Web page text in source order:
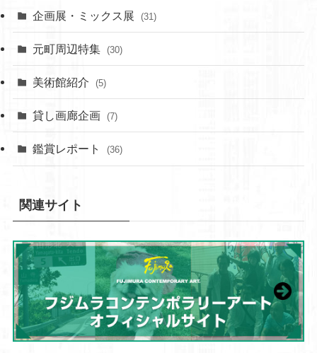
企画展・ミックス展 (31)
元町周辺特集 (30)
美術館紹介 (5)
貸し画廊企画 (7)
鑑賞レポート (36)
関連サイト